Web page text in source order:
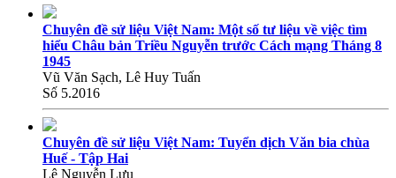
Chuyên đề sử liệu Việt Nam: Một số tư liệu về việc tìm
hiểu Châu bản Triều Nguyễn trước Cách mạng Tháng 8
1945
Vũ Văn Sạch, Lê Huy Tuấn
Số 5.2016
Chuyên đề sử liệu Việt Nam: Tuyển dịch Văn bia chùa
Huế - Tập Hai
Lê Nguyễn Lưu